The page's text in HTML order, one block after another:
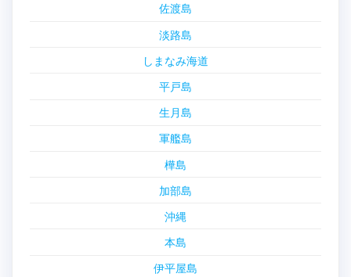
佐渡島
淡路島
しまなみ海道
平戸島
生月島
軍艦島
樺島
加部島
沖縄
本島
伊平屋島